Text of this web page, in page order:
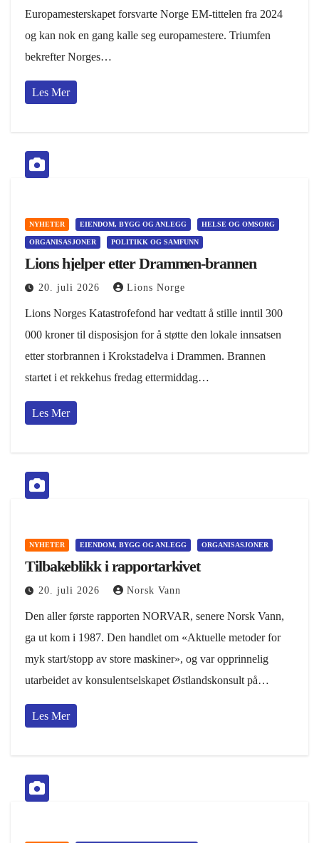
Europamesterskapet forsvarte Norge EM-tittelen fra 2024
og kan nok en gang kalle seg europamestere. Triumfen
bekrefter Norges…
Les Mer
NYHETER EIENDOM, BYGG OG ANLEGG HELSE OG OMSORG
ORGANISASJONER POLITIKK OG SAMFUNN
Lions hjelper etter Drammen-brannen
20. juli 2026 Lions Norge
Lions Norges Katastrofefond har vedtatt å stille inntil 300
000 kroner til disposisjon for å støtte den lokale innsatsen
etter storbrannen i Krokstadelva i Drammen. Brannen
startet i et rekkehus fredag ettermiddag…
Les Mer
NYHETER EIENDOM, BYGG OG ANLEGG ORGANISASJONER
Tilbakeblikk i rapportarkivet
20. juli 2026 Norsk Vann
Den aller første rapporten NORVAR, senere Norsk Vann,
ga ut kom i 1987. Den handlet om «Aktuelle metoder for
myk start/stopp av store maskiner», og var opprinnelig
utarbeidet av konsulentselskapet Østlandskonsult på…
Les Mer